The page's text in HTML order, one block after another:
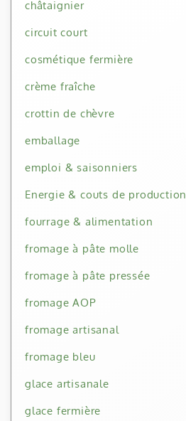
châtaignier
circuit court
cosmétique fermière
crème fraîche
crottin de chèvre
emballage
emploi & saisonniers
Energie & couts de production
fourrage & alimentation
fromage à pâte molle
fromage à pâte pressée
fromage AOP
fromage artisanal
fromage bleu
glace artisanale
glace fermière